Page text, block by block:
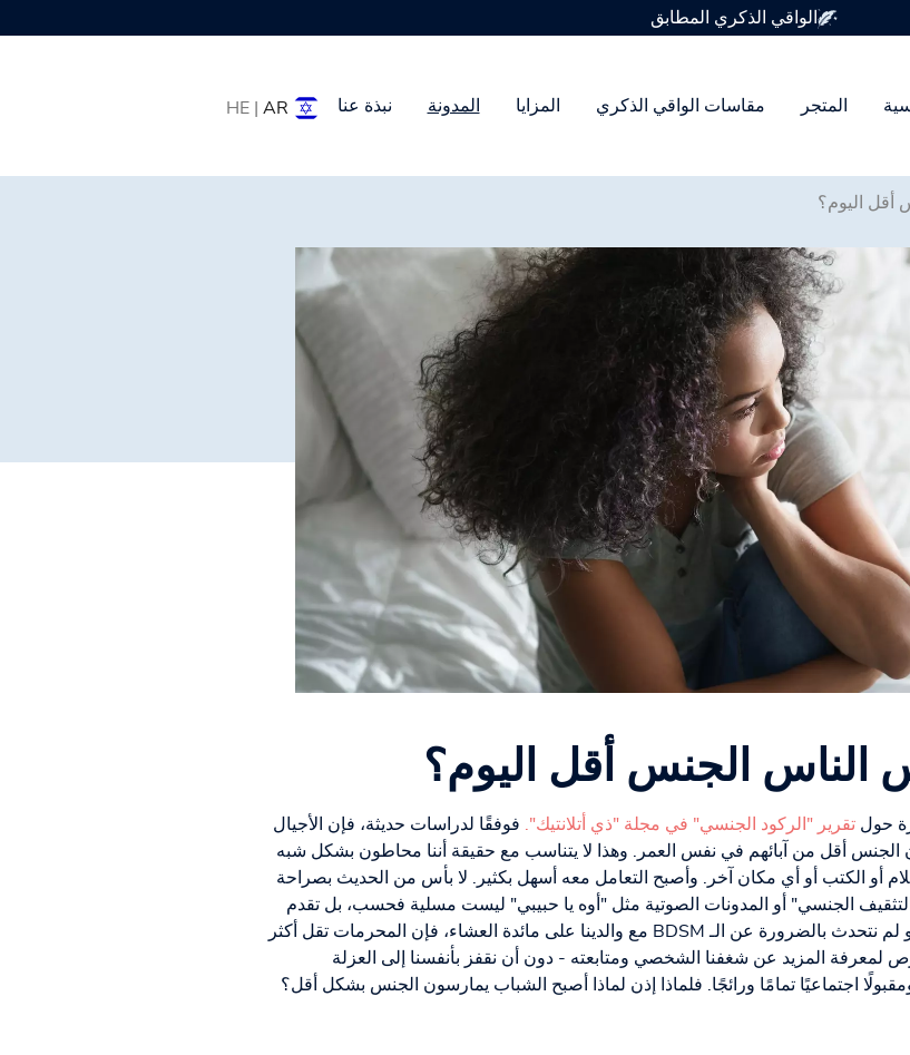
المتجر مقاسات الواقي الذكري المزايا المدونة نبذة عنا HE | AR
متوفر في 7 أحجام للواقي الذكري
اليوم؟
الناس الجنس أقل اليوم؟
تقرير "الركود الجنسي" في مجلة "ذي أتلانتيك". فوفقًا لدراسات حديثة، فإن الأجيال
الجنس أقل من آبائهم في نفس العمر. وهذا لا يتناسب مع حقيقة أننا محاطون بشكل شبه
أو الكتب أو أي مكان آخر. وأصبح التعامل معه أسهل بكثير. لا بأس من الحديث بصراحة
الجنسي" أو المدونات الصوتية مثل "أوه يا حبيبي" ليست مسلية فحسب، بل تقدم
أيضًا نصائح قيمة لحياة جنسية مُرضية. وحتى لو لم نتحدث بالضرورة عن الـ BDSM مع والدينا على مائدة العشاء، فإن المحرمات تقل أكثر
لمعرفة المزيد عن شغفنا الشخصي ومتابعته - دون أن نقفز بأنفسنا إلى العزلة
اجتماعيًا تمامًا ورائجًا. فلماذا إذن لماذا أصبح الشباب يمارسون الجنس بشكل أقل؟